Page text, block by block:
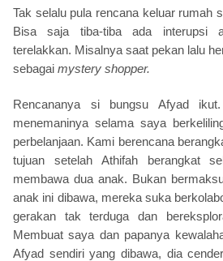
Tak selalu pula rencana keluar rumah
Bisa saja tiba-tiba ada interupsi
terelakkan. Misalnya saat pekan lalu
sebagai mystery shopper.
Rencananya si bungsu Afyad
menemaninya selama saya
perbelanjaan. Kami berencana
tujuan setelah Athifah berangkat
membawa dua anak. Bukan
anak ini dibawa, mereka suka
gerakan tak terduga dan
Membuat saya dan papanya
Afyad sendiri yang dibawa, dia